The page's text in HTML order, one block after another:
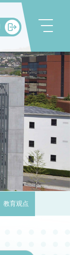
教育观点